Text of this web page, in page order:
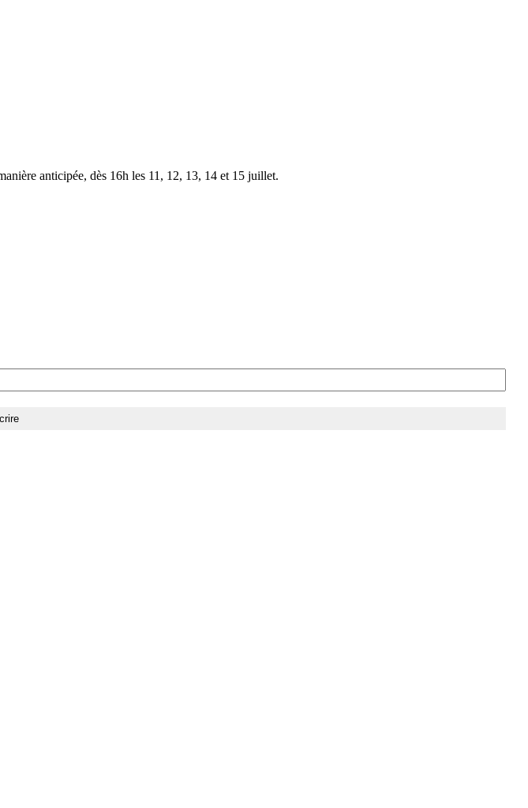
anticipée, dès 16h les 11, 12, 13, 14 et 15 juillet.